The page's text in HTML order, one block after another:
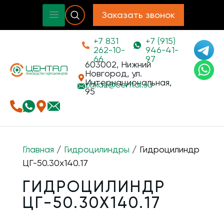
Заказать звонок
+7 831
262-10-
66
+7 (915)
946-41-
97
603002, Нижний
Новгород, ул.
Интернациональная,
95
zakaz@cental.su
Главная / Гидроцилиндры / Гидроцилиндр
ЦГ-50.30х140.17
ГИДРОЦИЛИНДР
ЦГ-50.30Х140.17